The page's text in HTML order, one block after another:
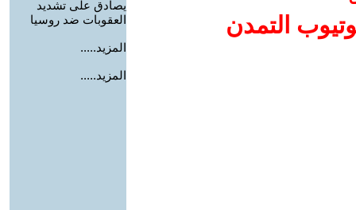
التمدن
يصادق على تشديد
العقوبات ضد روسيا
المزيد.....
المزيد.....